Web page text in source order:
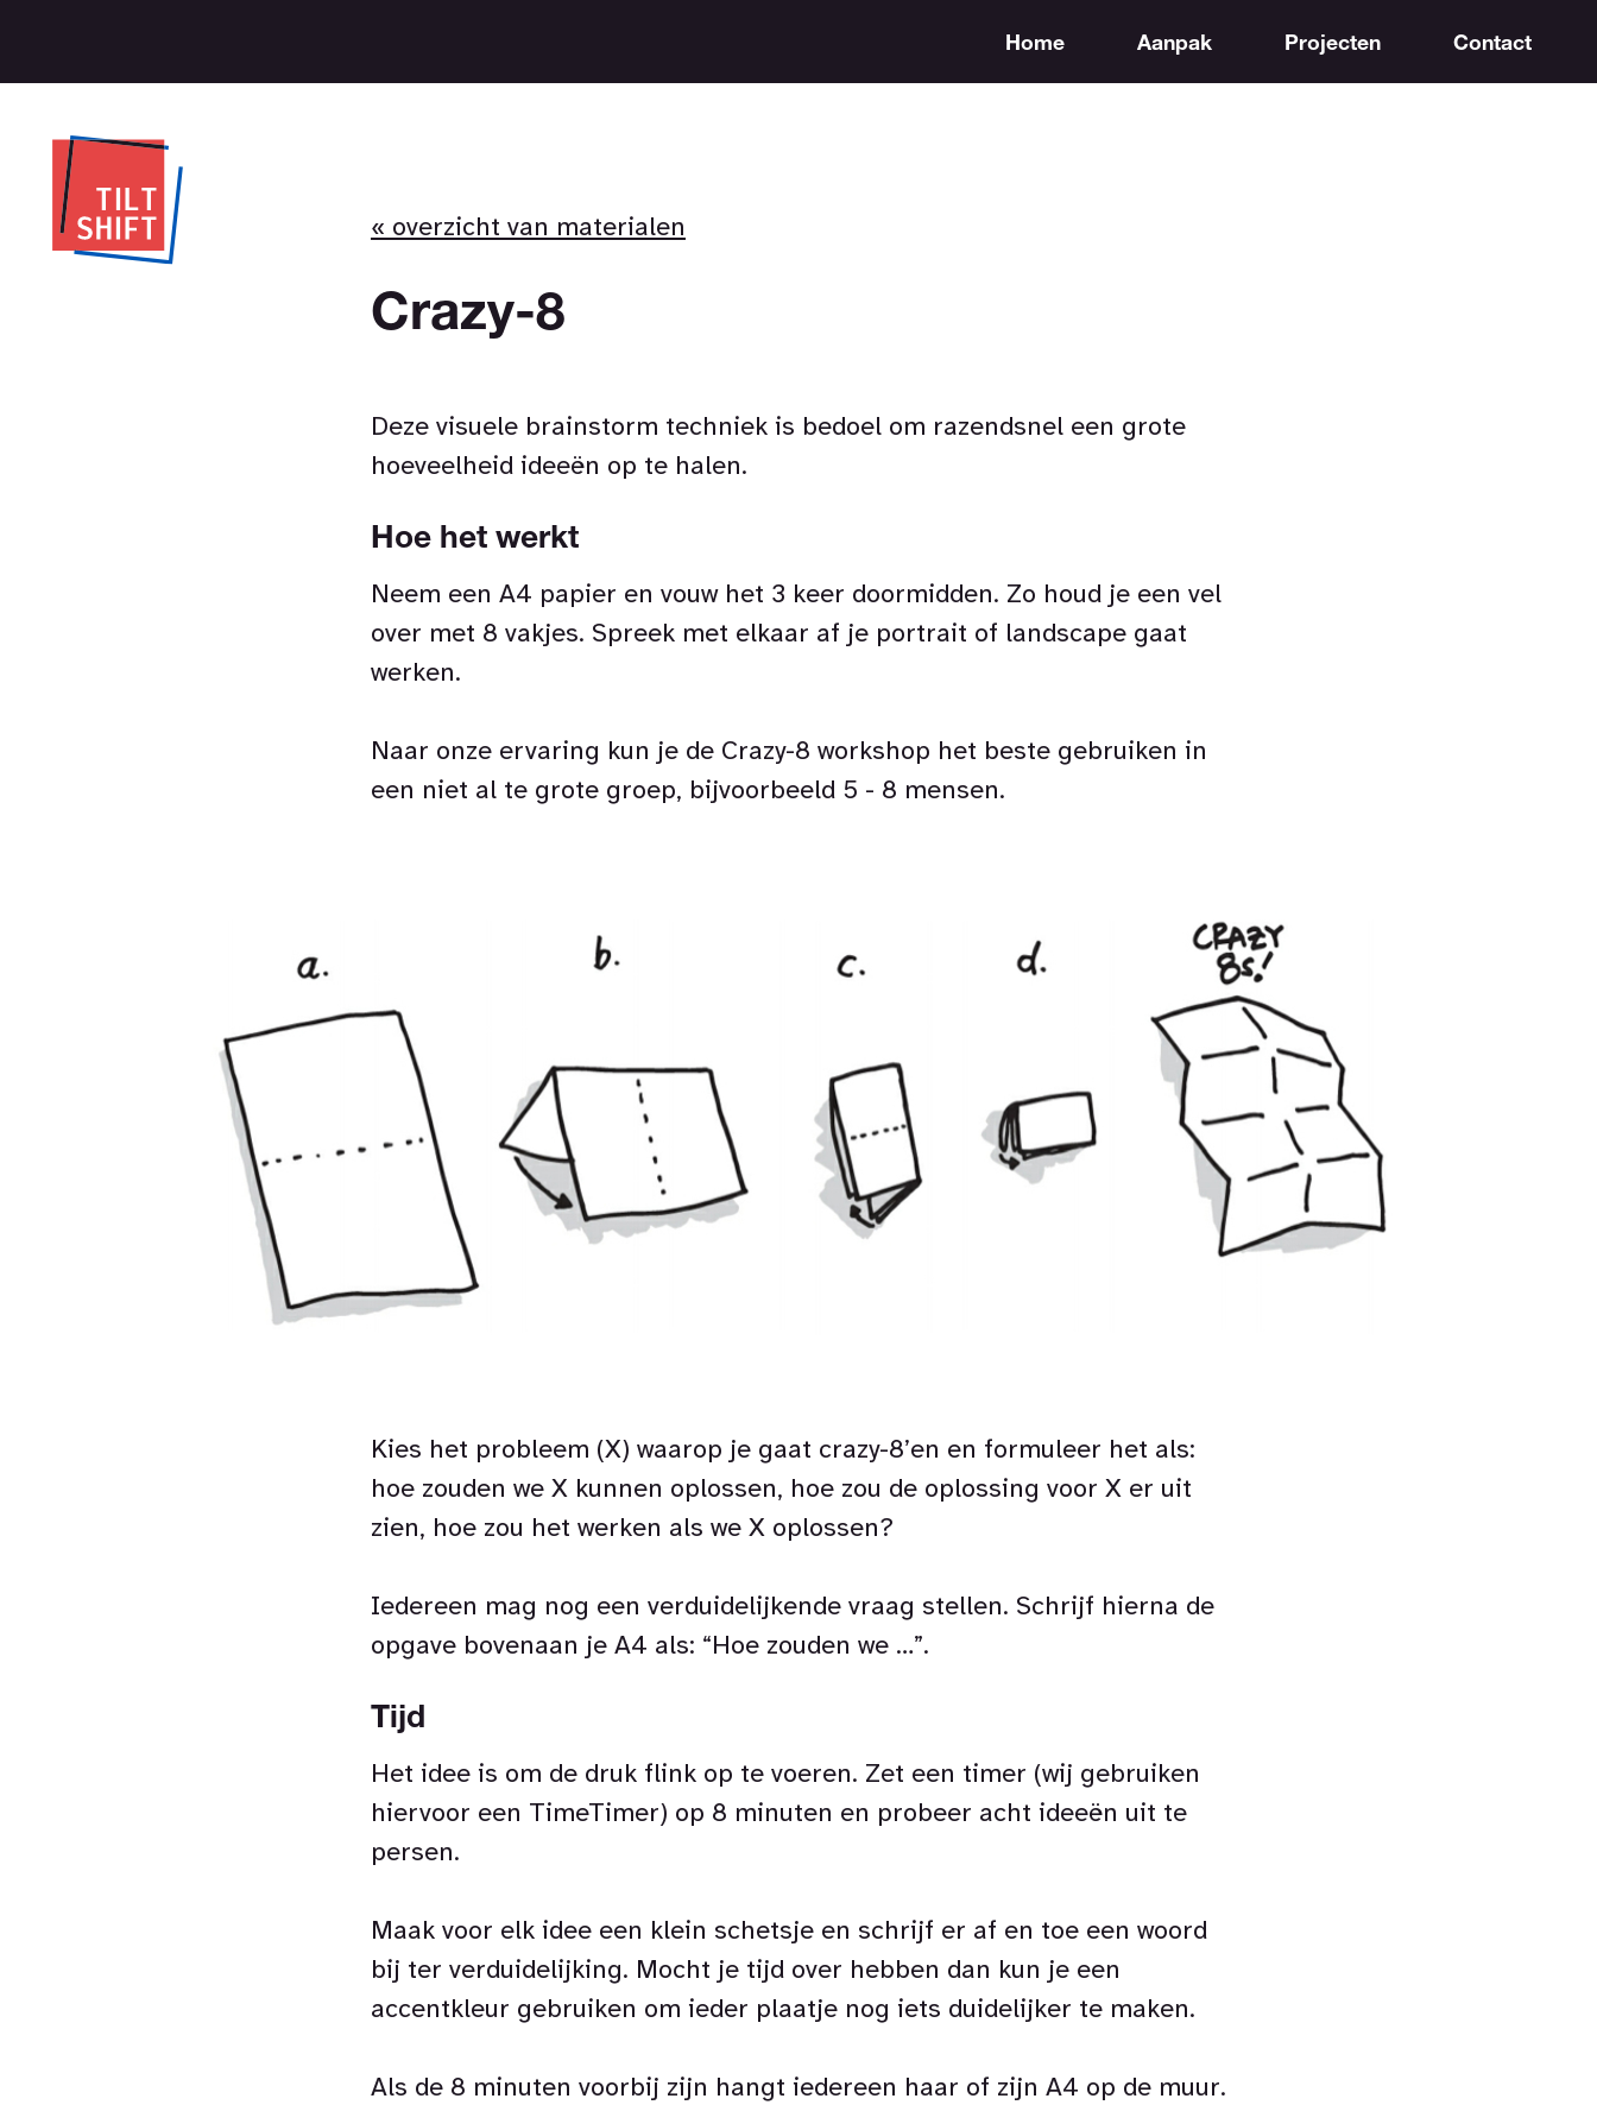
Home Aanpak Projecten Contact
« overzicht van materialen
Crazy-8
Deze visuele brainstorm techniek is bedoel om razendsnel een grote
hoeveelheid ideeën op te halen.
Hoe het werkt
Neem een A4 papier en vouw het 3 keer doormidden. Zo houd je een vel
over met 8 vakjes. Spreek met elkaar af je portrait of landscape gaat
werken.
Naar onze ervaring kun je de Crazy-8 workshop het beste gebruiken in
een niet al te grote groep, bijvoorbeeld 5 - 8 mensen.
Kies het probleem (X) waarop je gaat crazy-8’en en formuleer het als:
hoe zouden we X kunnen oplossen, hoe zou de oplossing voor X er uit
zien, hoe zou het werken als we X oplossen?
Iedereen mag nog een verduidelijkende vraag stellen. Schrijf hierna de
opgave bovenaan je A4 als: “Hoe zouden we …”.
Tijd
Het idee is om de druk flink op te voeren. Zet een timer (wij gebruiken
hiervoor een TimeTimer) op 8 minuten en probeer acht ideeën uit te
persen.
Maak voor elk idee een klein schetsje en schrijf er af en toe een woord
bij ter verduidelijking. Mocht je tijd over hebben dan kun je een
accentkleur gebruiken om ieder plaatje nog iets duidelijker te maken.
Als de 8 minuten voorbij zijn hangt iedereen haar of zijn A4 op de muur.